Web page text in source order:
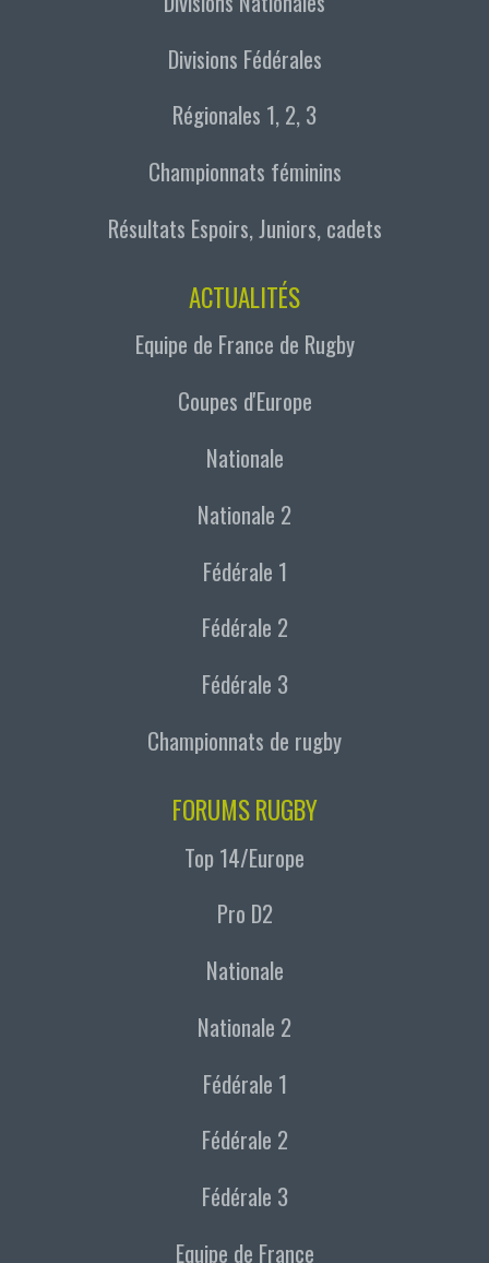
Divisions Fédérales
Régionales 1, 2, 3
Championnats féminins
Résultats Espoirs, Juniors, cadets
ACTUALITÉS
Equipe de France de Rugby
Coupes d'Europe
Nationale
Nationale 2
Fédérale 1
Fédérale 2
Fédérale 3
Championnats de rugby
FORUMS RUGBY
Top 14/Europe
Pro D2
Nationale
Nationale 2
Fédérale 1
Fédérale 2
Fédérale 3
Equipe de France